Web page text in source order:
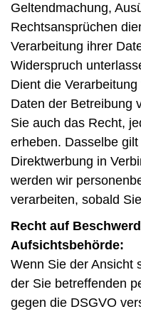
Geltendmachung,
Rechtsansprüchen
Verarbeitung ihrer
Widerspruch
Dient die
Daten der Betreibung
Sie auch das Recht,
erheben. Dasselbe
Direktwerbung in
werden wir
verarbeiten, sobald
Recht auf
Aufsichtsbehörde:
Wenn Sie der Ansicht
der Sie betreffenden
gegen die DSGVO